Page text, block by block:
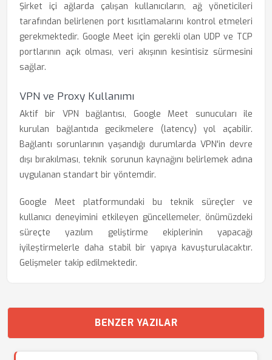
Şirket içi ağlarda çalışan kullanıcıların, ağ yöneticileri
tarafından belirlenen port kısıtlamalarını kontrol etmeleri
gerekmektedir. Google Meet için gerekli olan UDP ve TCP
portlarının açık olması, veri akışının kesintisiz sürmesini
sağlar.
VPN ve Proxy Kullanımı
Aktif bir VPN bağlantısı, Google Meet sunucuları ile
kurulan bağlantıda gecikmelere (latency) yol açabilir.
Bağlantı sorunlarının yaşandığı durumlarda VPN'in devre
dışı bırakılması, teknik sorunun kaynağını belirlemek adına
uygulanan standart bir yöntemdir.
Google Meet platformundaki bu teknik süreçler ve
kullanıcı deneyimini etkileyen güncellemeler, önümüzdeki
süreçte yazılım geliştirme ekiplerinin yapacağı
iyileştirmelerle daha stabil bir yapıya kavuşturulacaktır.
Gelişmeler takip edilmektedir.
BENZER YAZILAR